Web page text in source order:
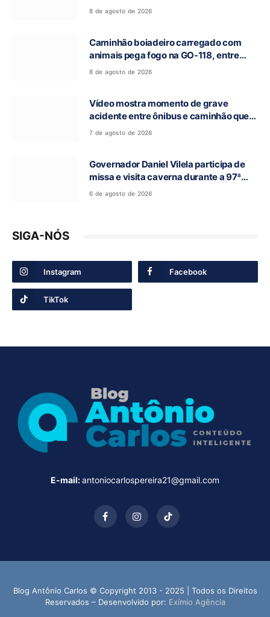
na GO-118, entre Campos Belos e Monte
8 de agosto de 2026
Caminhão boiadeiro carregado com
animais pega fogo na GO-118, entre
Campos Belos e Monte Alegre de Goiás
8 de agosto de 2026
Vídeo mostra momento de grave
acidente entre ônibus e caminhão que
deixou cinco mortos na GO-010, em
7 de agosto de 2026
Governador Daniel Vilela participa de
missa e visita caverna durante a 97ª
Romaria do Bom Jesus da Lapa de Terra
6 de agosto de 2026
SIGA-NÓS
Instagram Facebook
TikTok
E-mail:antoniocarlospereira21@gmail.com
FacebookInstagramTikTok
Blog Antônio Carlos © Copyright 2013 - 2025 | Todos os Direitos
Reservados – Desenvolvido por: Exímio Agência